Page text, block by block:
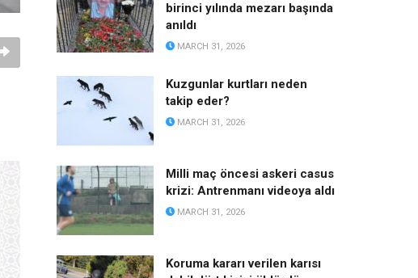
birinci yılında mezarı başında
anıldı
MARCH 31, 2026
Kuzgunlar kurtları neden
takip eder?
MARCH 31, 2026
Milli maç öncesi askeri casus
krizi: Antrenmanı videoya aldı
MARCH 31, 2026
Koruma kararı verilen karısı